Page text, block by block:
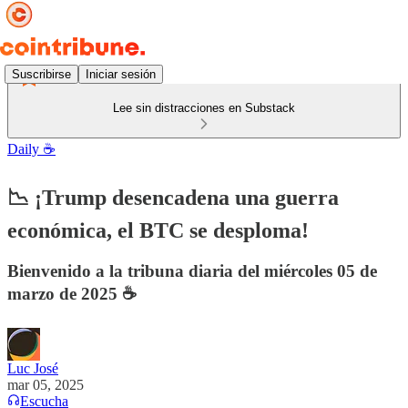
Suscribirse Iniciar sesión
Lee sin distracciones en Substack
Daily ☕️
📉 ¡Trump desencadena una guerra
económica, el BTC se desploma!
Bienvenido a la tribuna diaria del miércoles 05 de
marzo de 2025 ☕️
Luc José
mar 05, 2025
Escucha